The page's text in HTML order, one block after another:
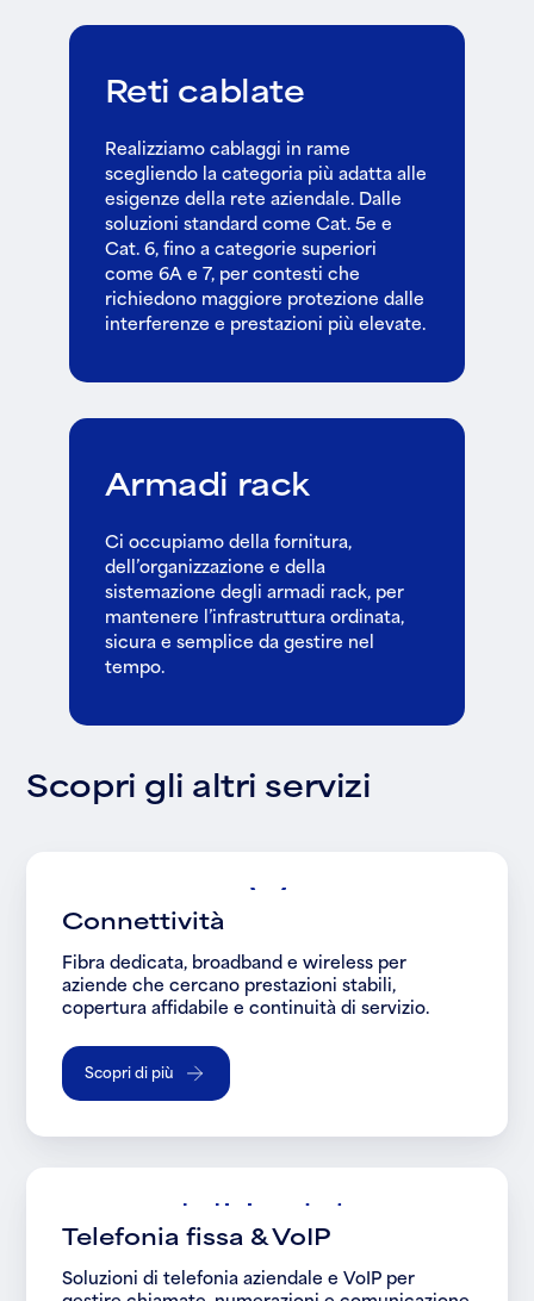
Reti cablate
Realizziamo cablaggi in rame
scegliendo la categoria più adatta alle
esigenze della rete aziendale. Dalle
soluzioni standard come Cat. 5e e
Cat. 6, fino a categorie superiori
come 6A e 7, per contesti che
richiedono maggiore protezione dalle
interferenze e prestazioni più elevate.
Armadi rack
Ci occupiamo della fornitura,
dell’organizzazione e della
sistemazione degli armadi rack, per
mantenere l’infrastruttura ordinata,
sicura e semplice da gestire nel
tempo.
Scopri gli altri servizi
Connettività
Fibra dedicata, broadband e wireless per
aziende che cercano prestazioni stabili,
copertura affidabile e continuità di servizio.
Scopri di più
Telefonia fissa & VoIP
Soluzioni di telefonia aziendale e VoIP per